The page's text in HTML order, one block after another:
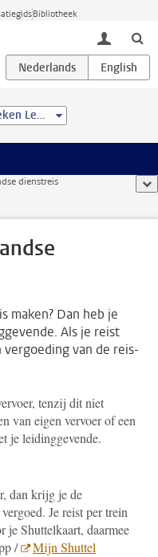
Bibliotheek
toggle
Universitaire Bibliotheken Leiden
dienstreis
maken? Dan heb je
Als je reist
van de reis-
tenzij dit niet
van eigen vervoer of een
je leidinggevende.
dan krijg je de
Je reist per trein
je Shuttelkaart, daarmee
/
Mijn Shuttel